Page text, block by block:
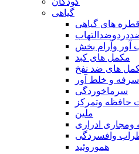
گیاهی
قطره های گیاهی
آور وآرام بخش
مکمل های کبد
های ضد نفخ
و خلط آور
سرماخوردگی
حافظه وتمرکز
ملین
ومجاری ادراری
وافسردگی
هموروئید